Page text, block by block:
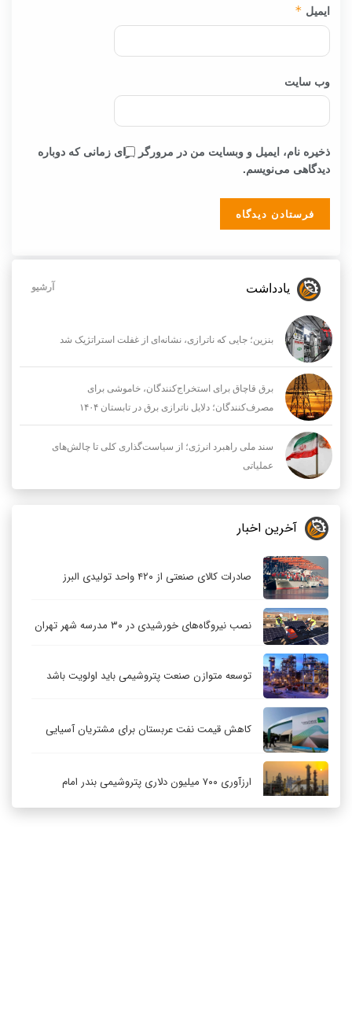
ایمیل *
وب‌ سایت
ذخیره نام، ایمیل و وبسایت من در مرورگر برای زمانی که دوباره
دیدگاهی می‌نویسم.
یادداشت آرشیو
بنزین؛ جایی که ناترازی، نشانه‌ای از غفلت استراتژیک شد
برق قاچاق برای استخراج‌کنندگان، خاموشی برای
مصرف‌کنندگان؛ دلایل ناترازی برق در تابستان ۱۴۰۴
سند ملی راهبرد انرژی؛ از سیاست‌گذاری کلی تا چالش‌های
عملیاتی
آخرین اخبار
صادرات کالای صنعتی از ۴۲۰ واحد تولیدی البرز
نصب نیروگاه‌های خورشیدی در ۳۰ مدرسه شهر تهران
توسعه متوازن صنعت پتروشیمی باید اولویت باشد
کاهش قیمت نفت عربستان برای مشتریان آسیایی
ارزآوری ۷۰۰ میلیون دلاری پتروشیمی بندر امام